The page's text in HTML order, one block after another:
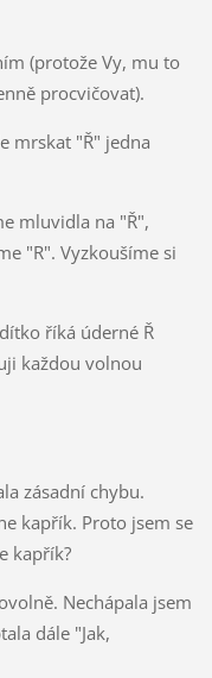
(protože Vy, mu to
procvičovat).
mrskat "Ř" jedna
mluvidla na "Ř",
"R". Vyzkoušíme si
říká úderné Ř
každou volnou
zásadní chybu.
kapřík. Proto jsem se
kapřík?
Nechápala jsem
dále "Jak,